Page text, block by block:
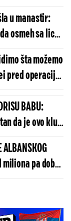
u manastir:
osmeh sa lica
šta možemo
pred operaciju
BABU:
da je ovo klub
ALBANSKOG
miliona pa dobio